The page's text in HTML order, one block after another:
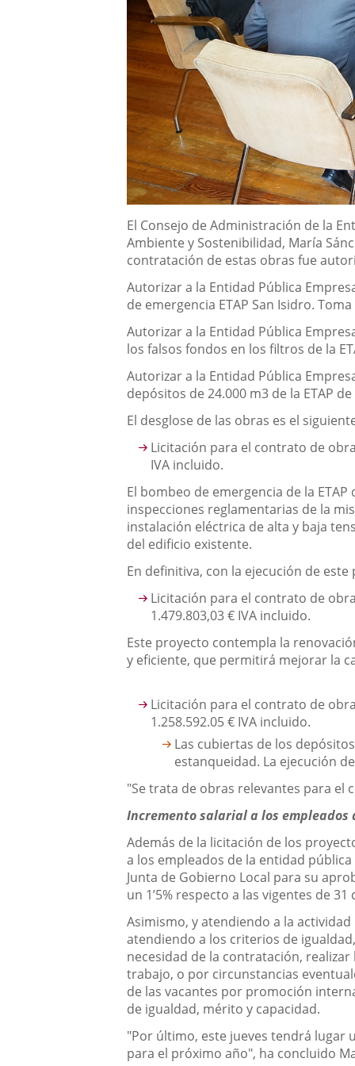
Descripción
El Consejo de Administración de la
Ambiente y Sostenibilidad, María
contratación de estas obras fue
Autorizar a la Entidad Pública
de emergencia ETAP San Isidro.
Autorizar a la Entidad Pública
los falsos fondos en los filtros de la
Autorizar a la Entidad Pública
depósitos de 24.000 m3 de la ETAP
El desglose de las obras es el
Licitación para el contrato de
IVA incluido.
El bombeo de emergencia de la
inspecciones reglamentarias de la
instalación eléctrica de alta y baja
del edificio existente.
En definitiva, con la ejecución de
Licitación para el contrato de
1.479.803,03 € IVA incluido.
Este proyecto contempla la
y eficiente, que permitirá mejorar la
Licitación para el contrato de
1.258.592.05 € IVA incluido.
Las cubiertas de los
estanqueidad. La ejecución
"Se trata de obras relevantes para el
Incremento salarial a los empleados
Además de la licitación de los
a los empleados de la entidad
Junta de Gobierno Local para su
un 1’5% respecto a las vigentes de
Asimismo, y atendiendo a la
atendiendo a los criterios de
necesidad de la contratación,
trabajo, o por circunstancias
de las vacantes por promoción
de igualdad, mérito y capacidad.
"Por último, este jueves tendrá lugar
para el próximo año", ha concluido